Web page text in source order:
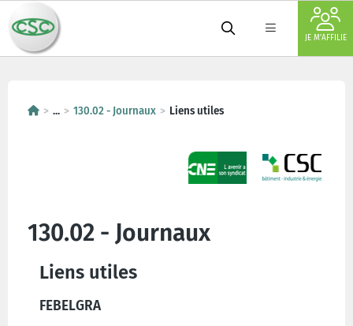
JE M'AFFILIE
... 130.02 - Journaux Liens utiles
130.02 - Journaux
Liens utiles
FEBELGRA